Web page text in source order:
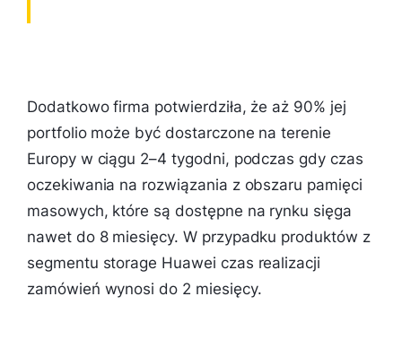
Dodatkowo firma potwierdziła, że aż 90% jej
portfolio może być dostarczone na terenie
Europy w ciągu 2–4 tygodni, podczas gdy czas
oczekiwania na rozwiązania z obszaru pamięci
masowych, które są dostępne na rynku sięga
nawet do 8 miesięcy. W przypadku produktów z
segmentu storage Huawei czas realizacji
zamówień wynosi do 2 miesięcy.